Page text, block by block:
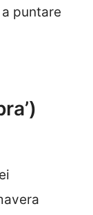
puntare